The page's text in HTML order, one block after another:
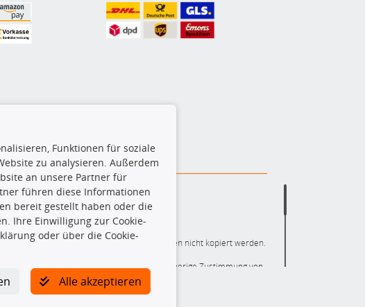
insbesondere die gesamte Datenbank dürfen nicht kopiert werden.
Daten oder die gesamte Datenbank ohne vorherige Zustimmung von
zu verbreiten und/oder diese Handlungen durch Dritte ausführen zu
stellt eine Urheberrechtsverletzung dar und wird verfolgt.
Funktionen für soziale
zu analysieren. Außerdem
an unsere Partner für
führen diese Informationen
bereit gestellt haben oder die
Ihre Einwilligung zur Cookie-
oder über die Cookie-
Alle akzeptieren